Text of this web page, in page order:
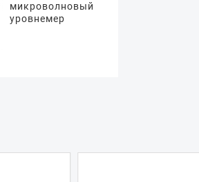
микроволновый
уровнемер